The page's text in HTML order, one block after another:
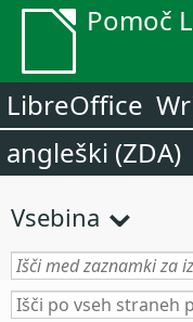
Pomoč
LibreOffice
angleški (ZDA)
Vsebina